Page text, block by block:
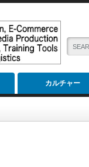
カルチャー